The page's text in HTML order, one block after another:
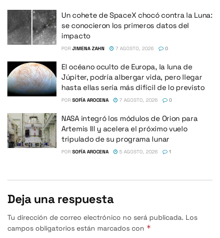
Un cohete de SpaceX chocó contra la Luna:
se conocieron los primeros datos del
impacto
POR JIMENA ZAHN 7 AGOSTO, 2026 0
El océano oculto de Europa, la luna de
Júpiter, podría albergar vida, pero llegar
hasta ellas sería más difícil de lo previsto
POR SOFÍA AROCENA 7 AGOSTO, 2026 0
NASA integró los módulos de Orion para
Artemis III y acelera el próximo vuelo
tripulado de su programa lunar
POR SOFÍA AROCENA 5 AGOSTO, 2026 1
Deja una respuesta
Tu dirección de correo electrónico no será publicada. Los
campos obligatorios están marcados con *